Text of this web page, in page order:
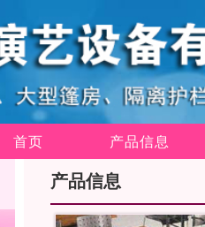
首页 产品信息
产品信息